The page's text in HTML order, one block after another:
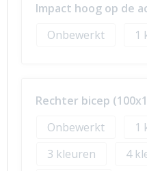
Impact hoog op de
Onbewerkt
1
Rechter bicep
Onbewerkt
1
3
4